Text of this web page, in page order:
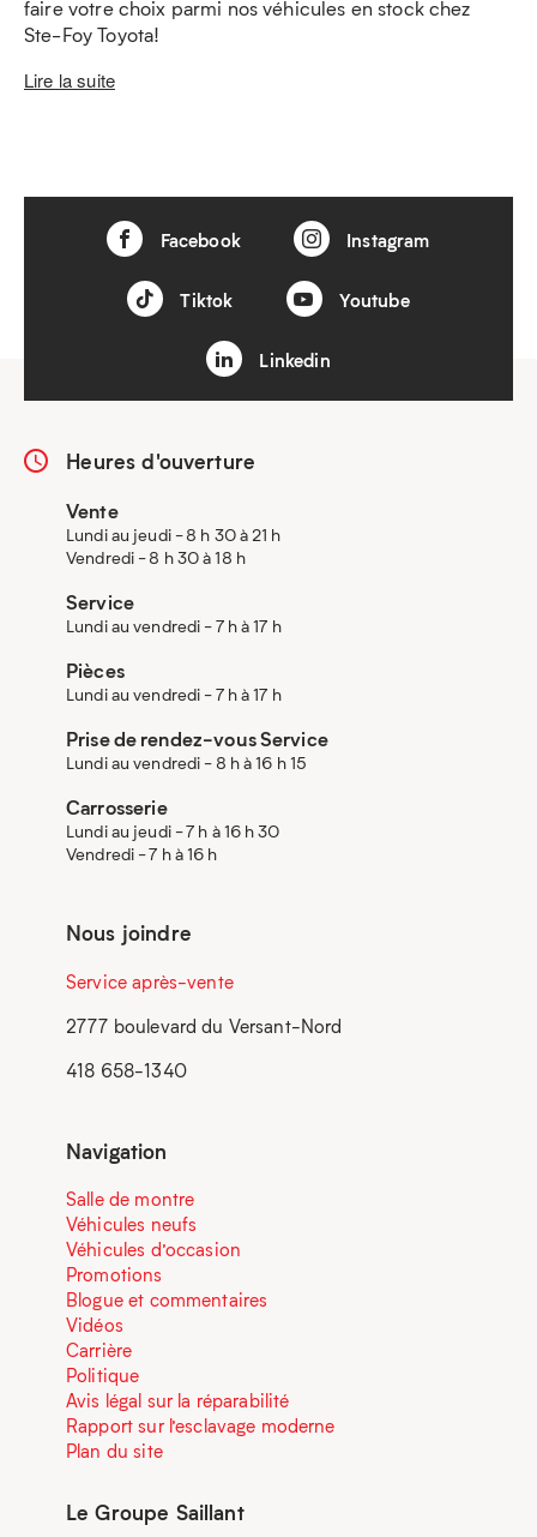
faire votre choix parmi nos véhicules en stock chez
Ste-Foy Toyota!
Lire la suite
Facebook Instagram
Tiktok Youtube
Linkedin
Heures d'ouverture
Vente
Lundi au jeudi - 8 h 30 à 21 h
Vendredi - 8 h 30 à 18 h
Service
Lundi au vendredi - 7 h à 17 h
Pièces
Lundi au vendredi - 7 h à 17 h
Prise de rendez-vous Service
Lundi au vendredi - 8 h à 16 h 15
Carrosserie
Lundi au jeudi - 7 h à 16 h 30
Vendredi - 7 h à 16 h
Nous joindre
Service après-vente
2777 boulevard du Versant-Nord
418 658-1340
Navigation
Salle de montre
Véhicules neufs
Véhicules d’occasion
Promotions
Blogue et commentaires
Vidéos
Carrière
Politique
Avis légal sur la réparabilité
Rapport sur l’esclavage moderne
Plan du site
Le Groupe Saillant